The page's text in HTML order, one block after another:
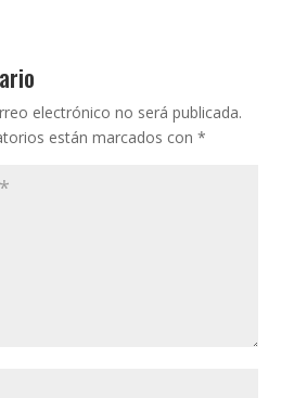
electrónico no será publicada.
están marcados con *